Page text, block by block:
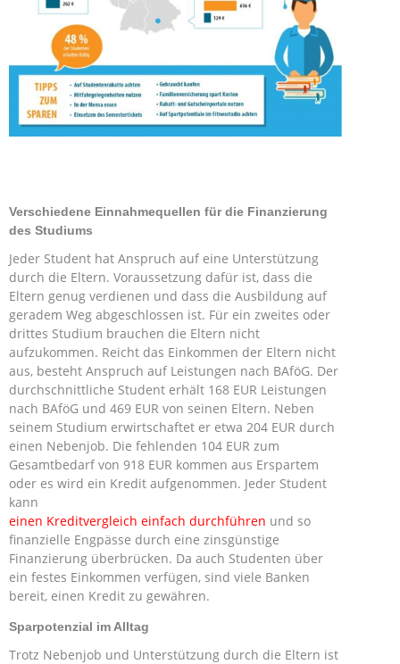
Verschiedene Einnahmequellen für die Finanzierung
des Studiums
Jeder Student hat Anspruch auf eine Unterstützung
durch die Eltern. Voraussetzung dafür ist, dass die
Eltern genug verdienen und dass die Ausbildung auf
geradem Weg abgeschlossen ist. Für ein zweites oder
drittes Studium brauchen die Eltern nicht
aufzukommen. Reicht das Einkommen der Eltern nicht
aus, besteht Anspruch auf Leistungen nach BAföG. Der
durchschnittliche Student erhält 168 EUR Leistungen
nach BAföG und 469 EUR von seinen Eltern. Neben
seinem Studium erwirtschaftet er etwa 204 EUR durch
einen Nebenjob. Die fehlenden 104 EUR zum
Gesamtbedarf von 918 EUR kommen aus Erspartem
oder es wird ein Kredit aufgenommen. Jeder Student
kann
einen Kreditvergleich einfach durchführen und so
finanzielle Engpässe durch eine zinsgünstige
Finanzierung überbrücken. Da auch Studenten über
ein festes Einkommen verfügen, sind viele Banken
bereit, einen Kredit zu gewähren.
Sparpotenzial im Alltag
Trotz Nebenjob und Unterstützung durch die Eltern ist